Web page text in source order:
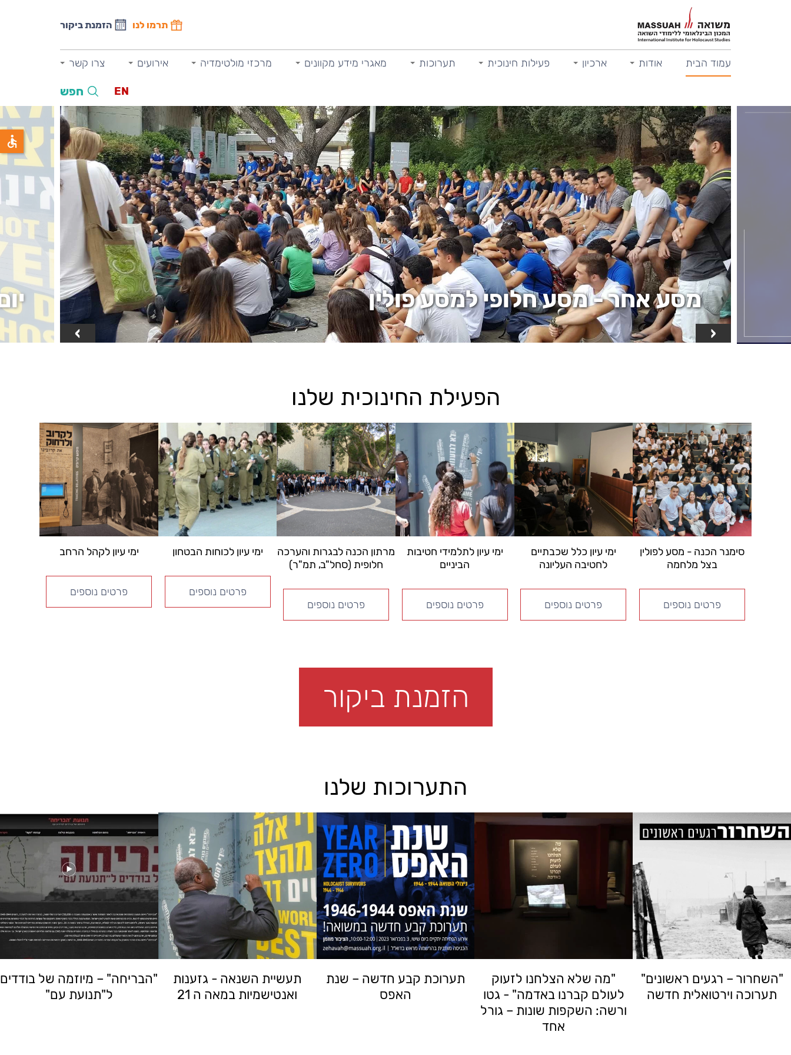
תרמו לנו הזמנת ביקור
עמוד הבית אודות ארכיון פעילות חינוכית תערוכות מאגרי מידע מקוונים מרכזי מולטימדיה אירועים צרו קשר
EN חפש
מסע אחר - מסע חלופי למסע פולין
‹
›
הפעילת החינוכית שלנו
סימנר הכנה - מסע לפולין
בצל מלחמה
פרטים נוספים
ימי עיון כלל שכבתיים
לחטיבה העליונה
פרטים נוספים
ימי עיון לתלמידי חטיבות
הביניים
פרטים נוספים
מרתון הכנה לבגרות והערכה
חלופית (סחל"ב, תמ"ר)
פרטים נוספים
ימי עיון לכוחות הבטחון
פרטים נוספים
ימי עיון לקהל הרחב
פרטים נוספים
הזמנת ביקור
התערוכות שלנו
"השחרור – רגעים ראשונים"
תערוכה וירטואלית חדשה
"מה שלא הצלחנו לזעוק
לעולם קברנו באדמה" - גטו
ורשה: השקפות שונות – גורל
אחד
תערוכת קבע חדשה – שנת
האפס
תעשיית השנאה - גזענות
ואנטישמיות במאה ה 21
"הבריחה" – מיוזמה של בודדים
ל"תנועת עם"